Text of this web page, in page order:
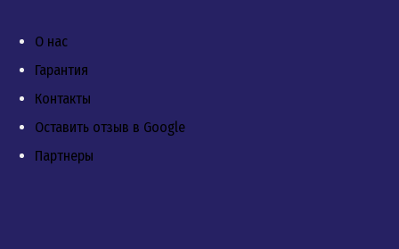
О нас
Гарантия
Контакты
Оставить отзыв в Google
Партнеры